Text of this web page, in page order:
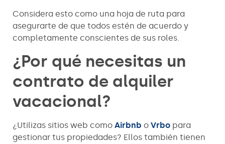
Considera esto como una hoja de ruta para
asegurarte de que todos estén de acuerdo y
completamente conscientes de sus roles.
¿Por qué necesitas un
contrato de alquiler
vacacional?
¿Utilizas sitios web como Airbnb o Vrbo para
gestionar tus propiedades? Ellos también tienen